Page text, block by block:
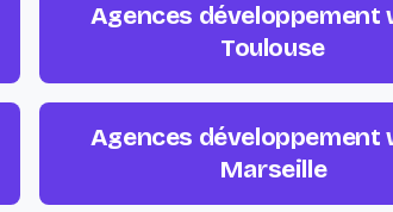
Agences développement
Toulouse
Agences développement
Marseille